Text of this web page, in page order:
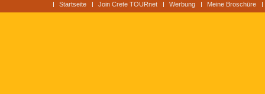
Startseite Join Crete TOURnet Werbung Meine Broschüre